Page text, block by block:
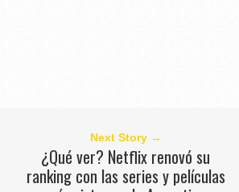
Next Story →
¿Qué ver? Netflix renovó su
ranking con las series y películas